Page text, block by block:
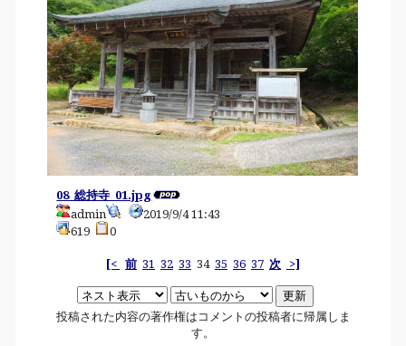
08_総持寺_01.jpg
admin
2019/9/4 11:43
619
0
[< 前 31 32 33 34 35 36 37 次 >]
投稿された内容の著作権はコメントの投稿者に帰属しま
す。